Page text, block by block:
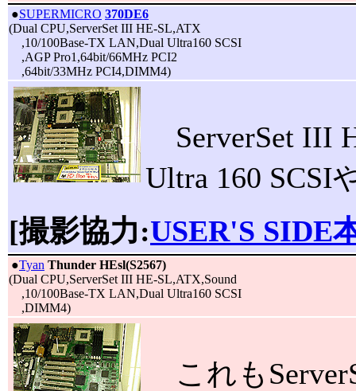
●SUPERMICRO 370DE6
(Dual CPU,ServerSet III HE-SL,ATX
,10/100Base-TX LAN,Dual Ultra160 SCSI
,AGP Pro1,64bit/66MHz PCI2
,64bit/33MHz PCI4,DIMM4)
ServerSet III
Ultra 160 SCSI
[撮影協力:USER'S SIDE
●Tyan Thunder HEsl(S2567)
(Dual CPU,ServerSet III HE-SL,ATX,Sound
,10/100Base-TX LAN,Dual Ultra160 SCSI
,DIMM4)
これも